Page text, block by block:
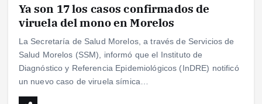
Ya son 17 los casos confirmados de
viruela del mono en Morelos
La Secretaría de Salud Morelos, a través de Servicios de
Salud Morelos (SSM), informó que el Instituto de
Diagnóstico y Referencia Epidemiológicos (InDRE) notificó
un nuevo caso de viruela símica…